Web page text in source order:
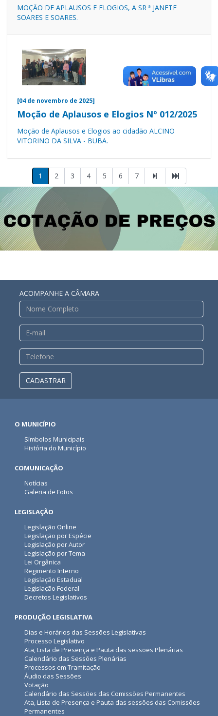
MOÇÃO DE APLAUSOS E ELOGIOS, A SR ª JANETE
SOARES E SOARES.
[04 de novembro de 2025]
Moção de Aplausos e Elogios Nº 012/2025
Moção de Aplausos e Elogios ao cidadão ALCINO
VITORINO DA SILVA - BUBA.
1 2 3 4 5 6 7
ACOMPANHE A CÂMARA
CADASTRAR
O MUNICÍPIO
Símbolos Municipais
História do Município
COMUNICAÇÃO
Notícias
Galeria de Fotos
LEGISLAÇÃO
Legislação Online
Legislação por Espécie
Legislação por Autor
Legislação por Tema
Lei Orgânica
Regimento Interno
Legislação Estadual
Legislação Federal
Decretos Legislativos
PRODUÇÃO LEGISLATIVA
Dias e Horários das Sessões Legislativas
Processo Legislativo
Ata, Lista de Presença e Pauta das sessões Plenárias
Calendário das Sessões Plenárias
Processos em Tramitação
Áudio das Sessões
Votação
Calendário das Sessões das Comissões Permanentes
Ata, Lista de Presença e Pauta das sessões das Comissões
Permanentes